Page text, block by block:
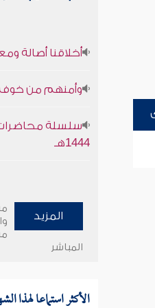
أخلاقنا أصالة
وأمنهم من خوف
سلسلة
1444هـ
المزيد
المباشر
الأكثر استماعا لهذا